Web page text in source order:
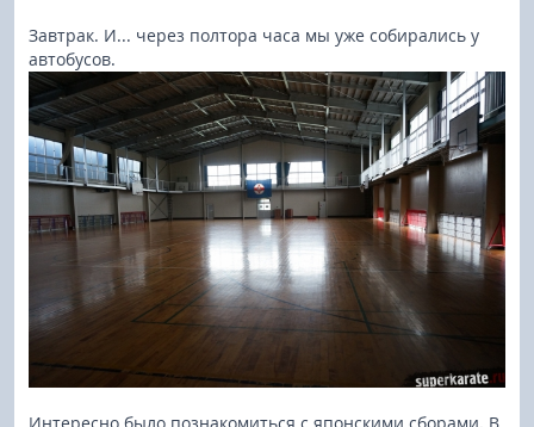
Завтрак. И... через полтора часа мы уже собирались у
автобусов.
Интересно было познакомиться с японскими сборами. В